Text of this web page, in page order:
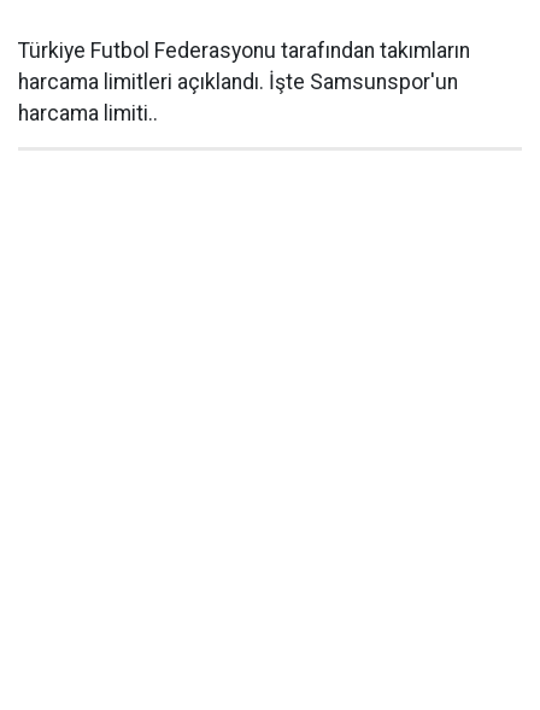
Türkiye Futbol Federasyonu tarafından takımların
harcama limitleri açıklandı. İşte Samsunspor'un
harcama limiti..